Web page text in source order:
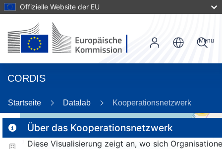
Offizielle Website der EU
CORDIS
Menu
Startseite Datalab Kooperationsnetzwerk
Über das Kooperationsnetzwerk
Diese Visualisierung zeigt an, wo sich